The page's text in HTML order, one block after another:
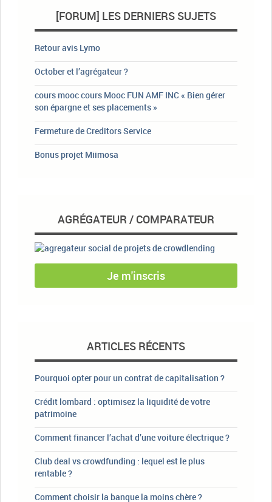
[FORUM] LES DERNIERS SUJETS
Retour avis Lymo
October et l’agrégateur ?
cours mooc cours Mooc FUN AMF INC « Bien gérer
son épargne et ses placements »
Fermeture de Creditors Service
Bonus projet Miimosa
AGRÉGATEUR / COMPARATEUR
Je m'inscris
ARTICLES RÉCENTS
Pourquoi opter pour un contrat de capitalisation ?
Crédit lombard : optimisez la liquidité de votre
patrimoine
Comment financer l’achat d’une voiture électrique ?
Club deal vs crowdfunding : lequel est le plus
rentable ?
Comment choisir la banque la moins chère ?